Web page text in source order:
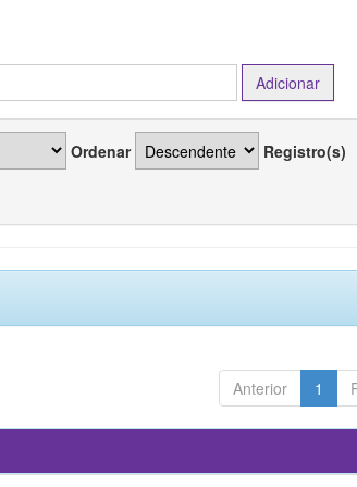
Ordenar Registro(s)
Anterior 1